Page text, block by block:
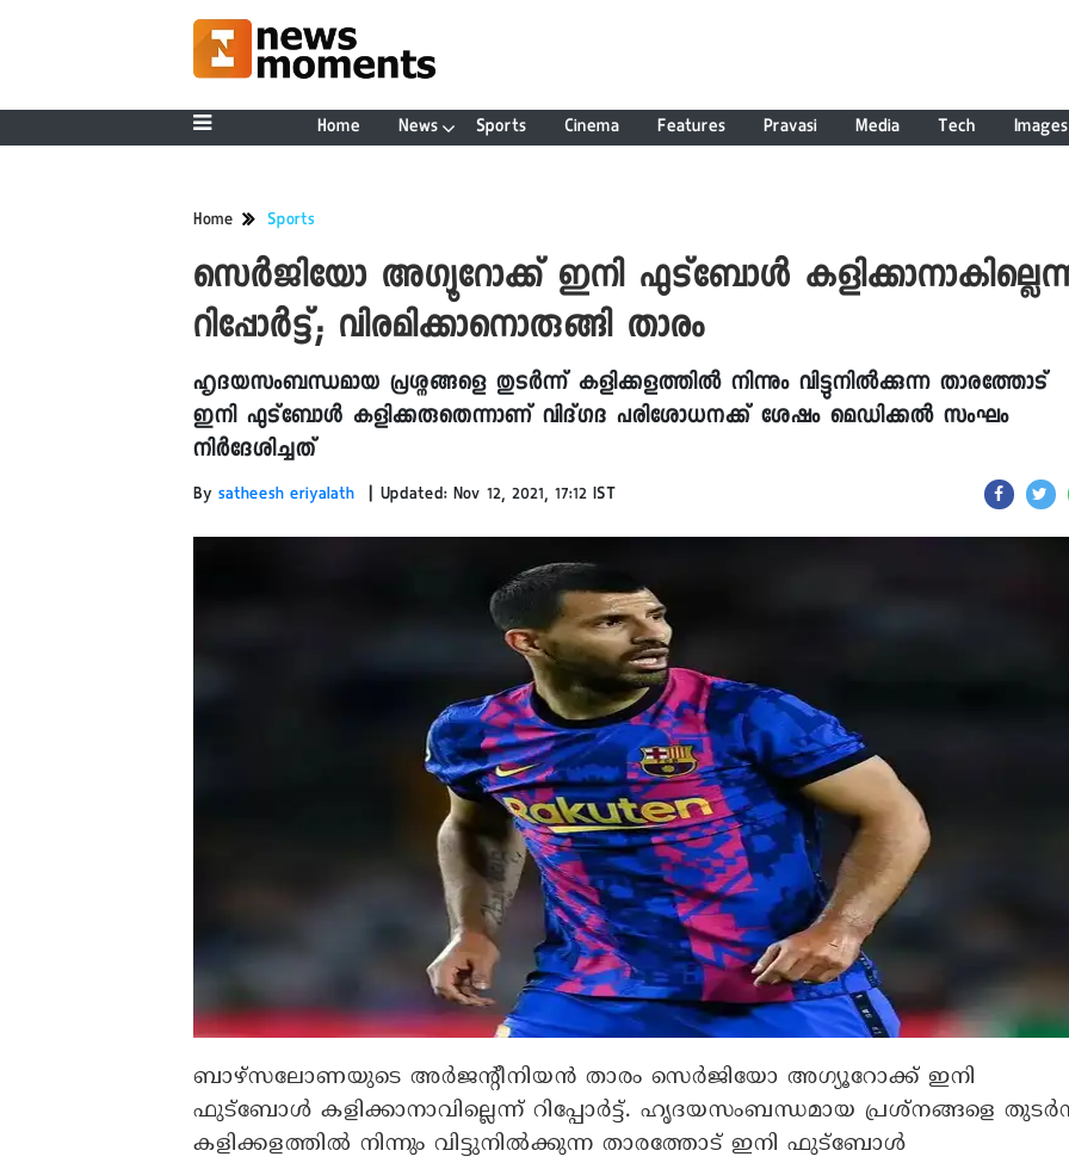
Home News Sports Cinema Features Pravasi Media Tech Images
Home Sports
സെർജിയോ അ​ഗ്യൂറോക്ക് ഇനി ഫുട്ബോൾ
റിപ്പോർട്ട്; വിരമിക്കാനൊരുങ്ങി താരം
ഹൃദയസംബന്ധമായ പ്രശ്നങ്ങളെ തുടർന്ന് കളിക്കളത്തിൽ നിന്നും വിട്ടുനിൽക്കുന്ന താരത്തോ‌ട്
ഇനി ഫുട്ബോൾ കളിക്കരുതെന്നാണ് വിദ്​ഗദ പരിശോധനക്ക് ശേഷം മെഡിക്കൽ സംഘം
നിർ‍ദേശിച്ചത്
By satheesh eriyalath | Updated: Nov 12, 2021, 17:12 IST
ബാഴ്സലോണയുടെ അർജന്റീനിയൻ താരം സെർജിയോ അ​ഗ്യൂറോക്ക് ഇനി
ഫുട്ബോൾ കളിക്കാനാവില്ലെന്ന് റിപ്പോർട്ട്. ഹൃദയസംബന്ധമായ പ്രശ്നങ്ങളെ
കളിക്കളത്തിൽ നിന്നും വിട്ടുനിൽക്കുന്ന താരത്തോ‌ട് ഇനി ഫുട്ബോൾ